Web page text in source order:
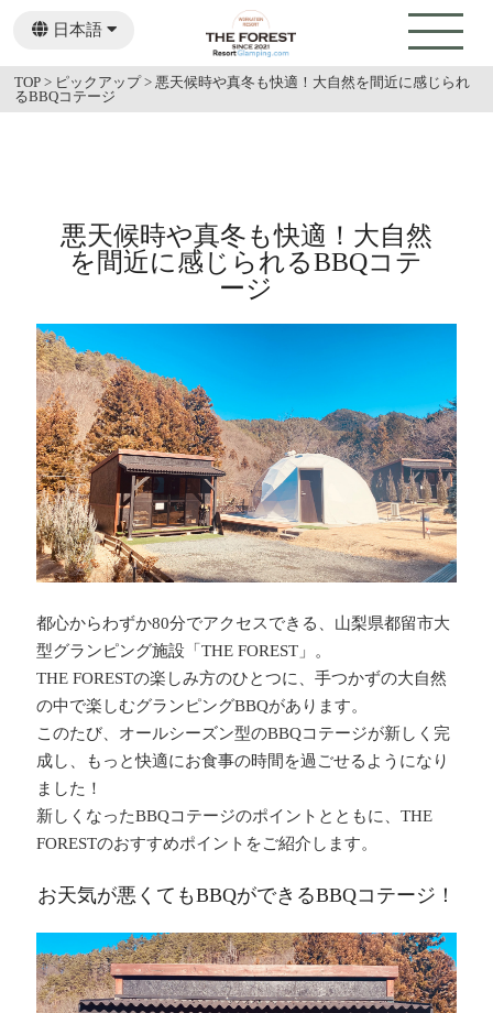
日本語
English
TOP > ピックアップ>悪天候時や真冬も快適！大自然を間近に感じられ
るBBQコテージ
悪天候時や真冬も快適！大自然
を間近に感じられるBBQコテ
ージ
都心からわずか80分でアクセスできる、山梨県都留市大
型グランピング施設「THE FOREST」。
THE FORESTの楽しみ方のひとつに、手つかずの大自然
の中で楽しむグランピングBBQがあります。
このたび、オールシーズン型のBBQコテージが新しく完
成し、もっと快適にお食事の時間を過ごせるようになり
ました！
新しくなったBBQコテージのポイントとともに、THE
FORESTのおすすめポイントをご紹介します。
お天気が悪くてもBBQができるBBQコテージ！